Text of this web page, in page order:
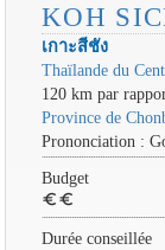
KOH
เกาะสีชัง
Thaïlande du
120 km par
Province de
Prononciation :
Budget
euro euro
Durée conseillée